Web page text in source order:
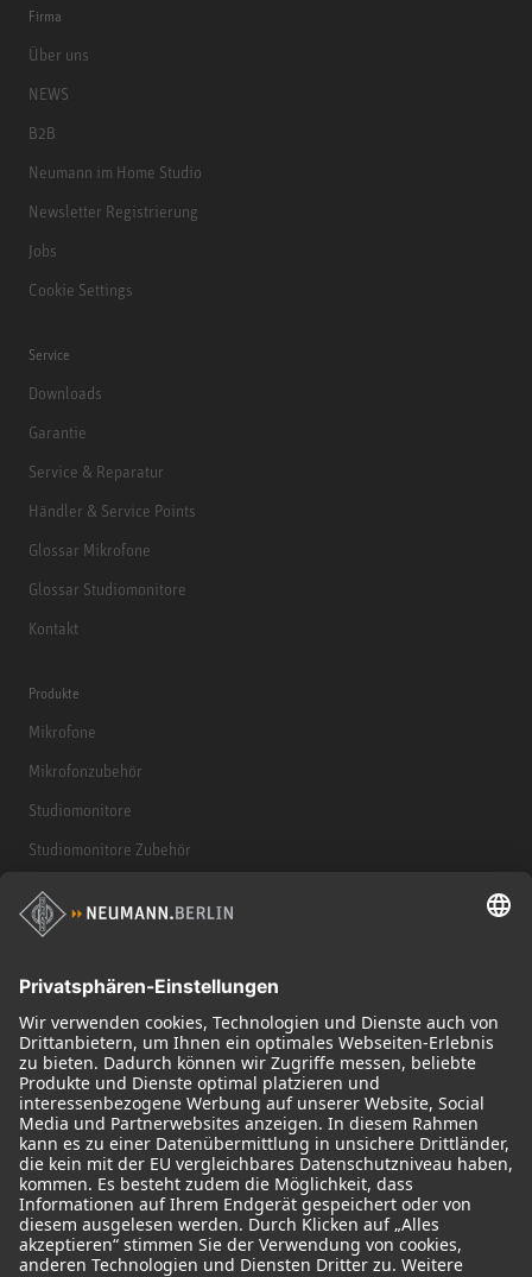
Firma
Über uns
NEWS
B2B
Neumann im Home Studio
Newsletter Registrierung
Jobs
Cookie Settings
Service
Downloads
Garantie
Service & Reparatur
Händler & Service Points
Glossar Mikrofone
Glossar Studiomonitore
Kontakt
Produkte
Mikrofone
Mikrofonzubehör
Studiomonitore
Studiomonitore Zubehör
Kopfhörer
Historische Mikrofone
© 2018 - 2026Georg Neumann GmbH